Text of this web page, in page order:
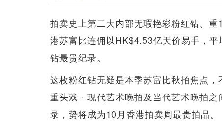
拍卖史上第二大内部无瑕艳彩粉红钻、
港苏富比连佣以HK$4.53亿天价易手，
钻最贵纪录。
这枚粉红钻无疑是本季苏富比秋拍焦点
重头戏 - 现代艺术晚拍及当代艺术晚拍
录，势将成为10月香港拍卖周最贵拍品。